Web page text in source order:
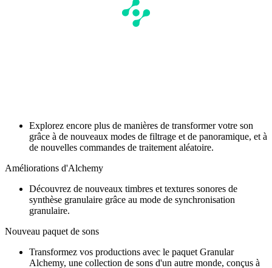
Explorez encore plus de manières de transformer votre son
grâce à de nouveaux modes de filtrage et de panoramique, et à
de nouvelles commandes de traitement aléatoire.
Améliorations d'Alchemy
Découvrez de nouveaux timbres et textures sonores de
synthèse granulaire grâce au mode de synchronisation
granulaire.
Nouveau paquet de sons
Transformez vos productions avec le paquet Granular
Alchemy, une collection de sons d'un autre monde, conçus à